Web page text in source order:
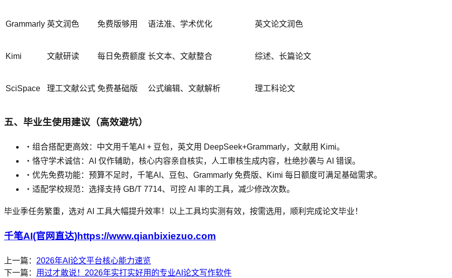
Grammarly 英文润色 免费版够用 语法准、学术优化 英文论文润色
Kimi 文献研读 每日免费额度 长文本、文献整合 综述、长篇论文
SciSpace 理工文献公式 免费基础版 公式编辑、文献解析 理工科论文
五、毕业生使用建议（高效避坑）
・组合搭配更高效：中文用千笔AI + 豆包，英文用 DeepSeek+Grammarly，文献用 Kimi。
・恪守学术诚信：AI 仅作辅助，核心内容亲自核实，人工审核生成内容，杜绝抄袭与 AI 错误。
・优先免费功能：预算不足时，千笔AI、豆包、Grammarly 免费版、Kimi 每日额度可满足基础需求。
・适配学校规范：选择支持 GB/T 7714、可控 AI 率的工具，减少修改次数。
毕业季任务繁重，选对 AI 工具大幅提升效率！以上工具均实测有效，按需选用，顺利完成论文毕业！
千笔AI(官网直达)https://www.qianbixiezuo.com
上一篇： 2026年AI论文平台核心能力速览
下一篇： 用过才敢说！2026年实打实好用的专业AI论文写作软件